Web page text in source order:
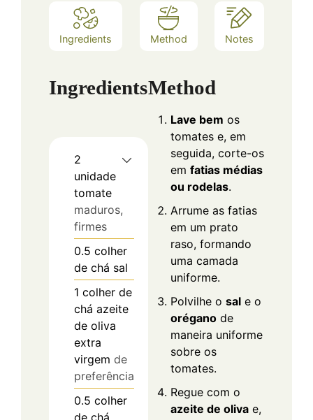
Ingredients Method Notes
Ingredients
2
unidade
tomate
maduros,
firmes
0.5 colher
de chá sal
1 colher de
chá azeite
de oliva
extra
virgem de
preferência
0.5 colher
Method
Lave bem os
tomates e, em
seguida, corte-os
em fatias médias
ou rodelas.
Arrume as fatias
em um prato
raso, formando
uma camada
uniforme.
Polvilhe o sal e o
orégano de
maneira uniforme
sobre os
tomates.
Regue com o
azeite de oliva e,